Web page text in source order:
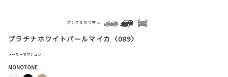
プラチナホワイトパールマイカ〈089〉
メーカーオプション
アングル切り替え
MONOTONE